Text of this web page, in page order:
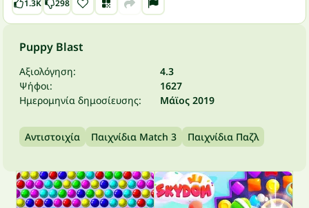
1.3K 298
Puppy Blast
Αξιολόγηση:
4.3
Ψήφοι:
1627
Ημερομηνία δημοσίευσης:
Μάϊος 2019
Αντιστοιχία Παιχνίδια Match 3 Παιχνίδια Παζλ